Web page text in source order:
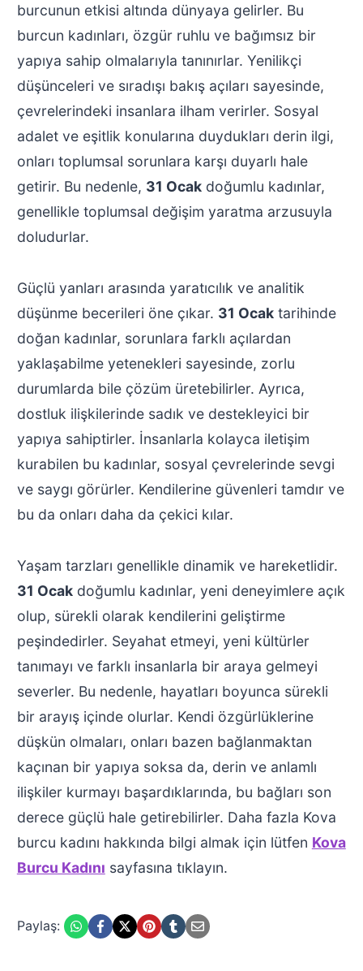
burcunun etkisi altında dünyaya gelirler. Bu
burcun kadınları, özgür ruhlu ve bağımsız bir
yapıya sahip olmalarıyla tanınırlar. Yenilikçi
düşünceleri ve sıradışı bakış açıları sayesinde,
çevrelerindeki insanlara ilham verirler. Sosyal
adalet ve eşitlik konularına duydukları derin ilgi,
onları toplumsal sorunlara karşı duyarlı hale
getirir. Bu nedenle, 31 Ocakdoğumlu kadınlar,
genellikle toplumsal değişim yaratma arzusuyla
doludurlar.
Güçlü yanları arasında yaratıcılık ve analitik
düşünme becerileri öne çıkar. 31 Ocaktarihinde
doğan kadınlar, sorunlara farklı açılardan
yaklaşabilme yetenekleri sayesinde, zorlu
durumlarda bile çözüm üretebilirler. Ayrıca,
dostluk ilişkilerinde sadık ve destekleyici bir
yapıya sahiptirler. İnsanlarla kolayca iletişim
kurabilen bu kadınlar, sosyal çevrelerinde sevgi
ve saygı görürler. Kendilerine güvenleri tamdır ve
bu da onları daha da çekici kılar.
Yaşam tarzları genellikle dinamik ve hareketlidir.
31 Ocakdoğumlu kadınlar, yeni deneyimlere açık
olup, sürekli olarak kendilerini geliştirme
peşindedirler. Seyahat etmeyi, yeni kültürler
tanımayı ve farklı insanlarla bir araya gelmeyi
severler. Bu nedenle, hayatları boyunca sürekli
bir arayış içinde olurlar. Kendi özgürlüklerine
düşkün olmaları, onları bazen bağlanmaktan
kaçınan bir yapıya soksa da, derin ve anlamlı
ilişkiler kurmayı başardıklarında, bu bağları son
derece güçlü hale getirebilirler. Daha fazla Kova
burcu kadını hakkında bilgi almak için lütfen Kova
Burcu Kadını sayfasına tıklayın.
Paylaş: